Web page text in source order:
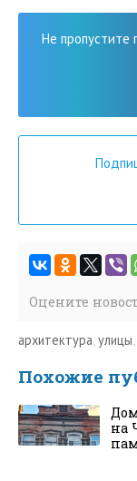
Не пропустите
Оцените
архитектура,улицы,
Похожие
на